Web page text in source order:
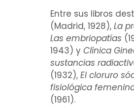
Entre sus libros
(Madrid, 1928), La
Las embriopatías
1943) y Clínica
sustancias
(1932), El cloruro
fisiológica
(1961).